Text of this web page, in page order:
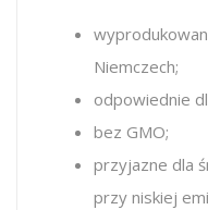
Niemczech;
odpowiednie
bez GMO;
przyjazne dla
przy niskiej